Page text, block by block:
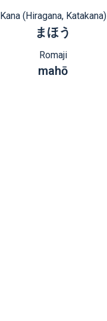
Kana (Hiragana, Katakana)
まほう
Romaji
mahō